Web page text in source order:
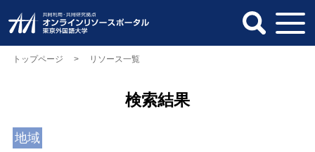
トップページ > リソース一覧
検索結果
地域